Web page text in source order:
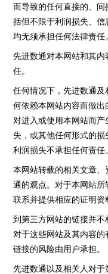
而导致的任何直接的、
括但不限于利润损失、
均无须承担任何法律责任
先进数通对本网站和其
任。
任何情况下，先进数通
何依赖本网站内容而做出
对进入或使用本网站而
失，或其他任何形式的
利润损失不承担任何责任
本网站转载的相关文章
通的观点。对于本网站
联系并提供相应的证明资
到第三方网站的链接并
对于这些网站及其内容
链接的风险由用户承担。
先进数通以及相关人对